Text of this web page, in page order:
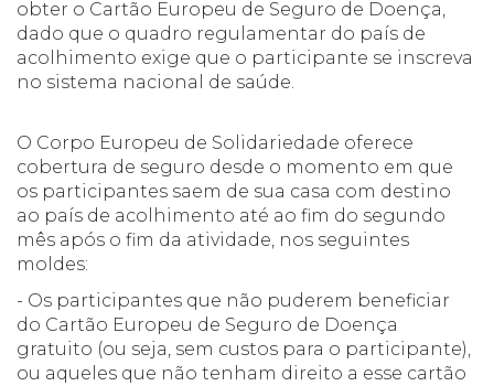
obter o Cartão Europeu de Seguro de Doença,
dado que o quadro regulamentar do país de
acolhimento exige que o participante se inscreva
no sistema nacional de saúde.
O Corpo Europeu de Solidariedade oferece
cobertura de seguro desde o momento em que
os participantes saem de sua casa com destino
ao país de acolhimento até ao fim do segundo
mês após o fim da atividade, nos seguintes
moldes:
- Os participantes que não puderem beneficiar
do Cartão Europeu de Seguro de Doença
gratuito (ou seja, sem custos para o participante),
ou aqueles que não tenham direito a esse cartão